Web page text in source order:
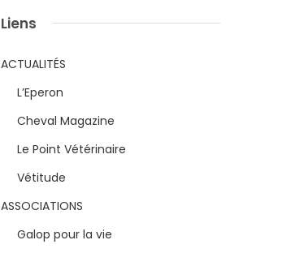
Liens
ACTUALITÉS
L’Eperon
Cheval Magazine
Le Point Vétérinaire
Vétitude
ASSOCIATIONS
Galop pour la vie